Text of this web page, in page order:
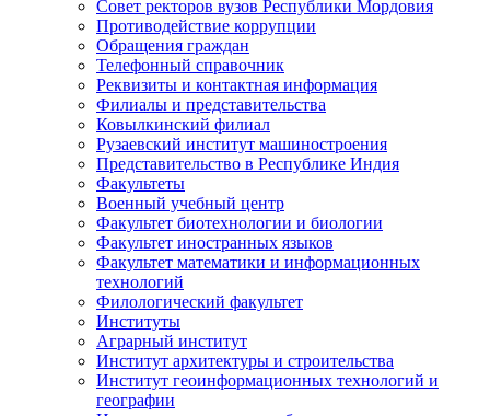
Совет ректоров вузов Республики Мордовия
Противодействие коррупции
Обращения граждан
Телефонный справочник
Реквизиты и контактная информация
Филиалы и представительства
Ковылкинский филиал
Рузаевский институт машиностроения
Представительство в Республике Индия
Факультеты
Военный учебный центр
Факультет биотехнологии и биологии
Факультет иностранных языков
Факультет математики и информационных
технологий
Филологический факультет
Институты
Аграрный институт
Институт архитектуры и строительства
Институт геоинформационных технологий и
географии